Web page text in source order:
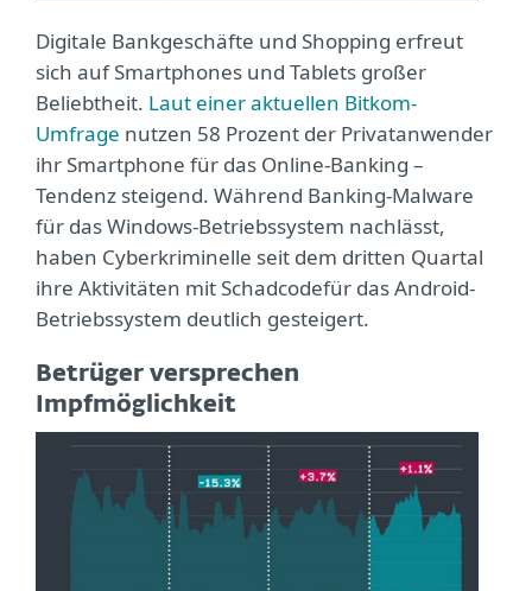
Digitale Bankgeschäfte und Shopping erfreut
sich auf Smartphones und Tablets großer
Beliebtheit. Laut einer aktuellen Bitkom-
Umfrage nutzen 58 Prozent der Privatanwender
ihr Smartphone für das Online-Banking –
Tendenz steigend. Während Banking-Malware
für das Windows-Betriebssystem nachlässt,
haben Cyberkriminelle seit dem dritten Quartal
ihre Aktivitäten mit Schadcodefür das Android-
Betriebssystem deutlich gesteigert.
Betrüger versprechen
Impfmöglichkeit